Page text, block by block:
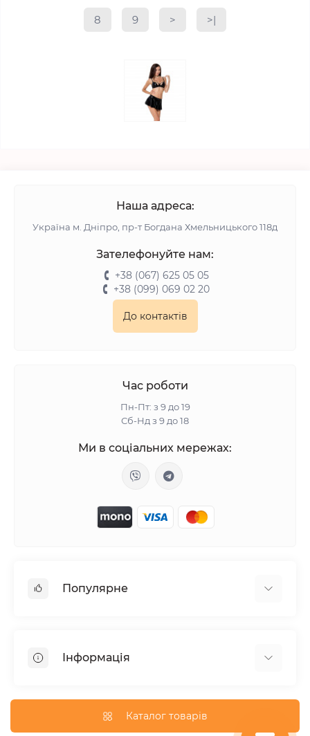
8 9 > >|
Наша адреса:
Українa м. Дніпро, пр-т Богдана Хмельницького 118д
Зателефонуйте нам:
+38 (067) 625 05 05
+38 (099) 069 02 20
До контактів
Час роботи
Пн-Пт: з 9 до 19
Сб-Нд з 9 до 18
Ми в соціальних мережах:
Популярне
Вакуумні вібратори
Лубрикант на водній основі
Духи з феромонами
Інформація
Публічна оферта
Каталог товарів